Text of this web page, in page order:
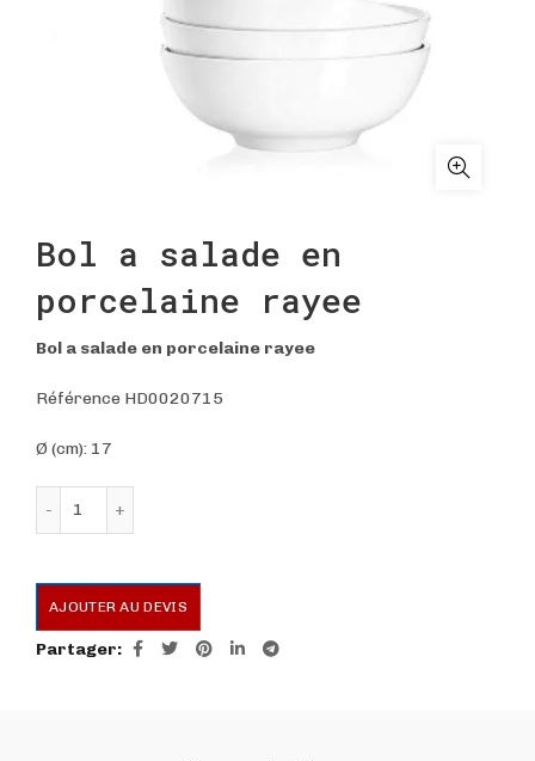
Bol a salade en
porcelaine rayee
Bol a salade en porcelaine rayee
Référence HD0020715
Ø (cm): 17
AJOUTER AU DEVIS
Partager